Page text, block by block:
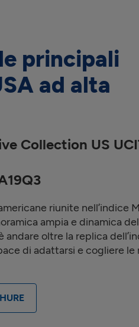
principali
ad alta
Collection US
riunite nell’indice
ampia e dinamica del
andare oltre la replica
di adattarsi e cogliere le